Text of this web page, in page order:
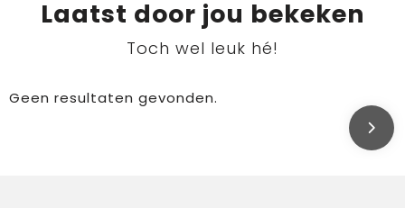
Laatst door jou bekeken
Toch wel leuk hé!
Geen resultaten gevonden.